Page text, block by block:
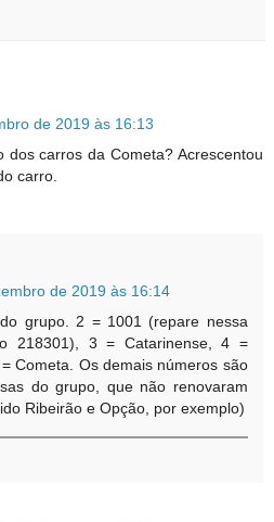
de 2019 às 16:13
dos carros da Cometa? Acrescentou
carro.
de 2019 às 16:14
grupo. 2 = 1001 (repare nessa
218301), 3 = Catarinense, 4 =
Cometa. Os demais números são
do grupo, que não renovaram
Ribeirão e Opção, por exemplo)